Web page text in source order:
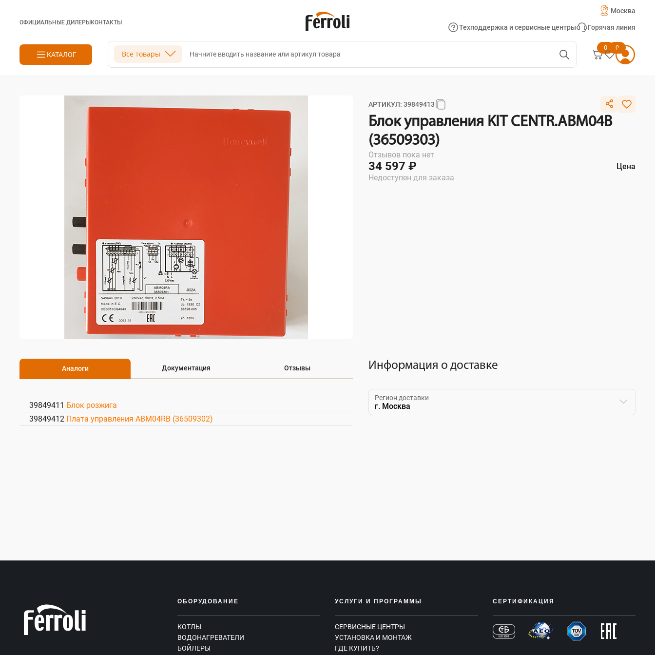
ОФИЦИАЛЬНЫЕ ДИЛЕРЫКОНТАКТЫ
Москва
Техподдержка и сервисные центры Горячая линия
КАТАЛОГ Все товары
Поиск 0 0
АРТИКУЛ: 39849413
Блок управления KIT CENTR.ABM04B
(36509303)
Отзывов пока нет
34 597 ₽
Цена
Недоступен для заказа
Информация о доставке
Регион доставки
г. Москва
Аналоги Документация Отзывы
39849411 Блок розжига
39849412 Плата управления ABM04RB (36509302)
ОБОРУДОВАНИЕ
КОТЛЫ
ВОДОНАГРЕВАТЕЛИ
БОЙЛЕРЫ
УСЛУГИ И ПРОГРАММЫ
СЕРВИСНЫЕ ЦЕНТРЫ
УСТАНОВКА И МОНТАЖ
ГДЕ КУПИТЬ?
СЕРТИФИКАЦИЯ